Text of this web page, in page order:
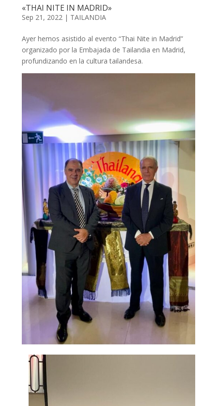
«THAI NITE IN MADRID»
Sep 21, 2022| TAILANDIA
Ayer hemos asistido al evento “Thai Nite in Madrid”
organizado por la Embajada de Tailandia en Madrid,
profundizando en la cultura tailandesa.